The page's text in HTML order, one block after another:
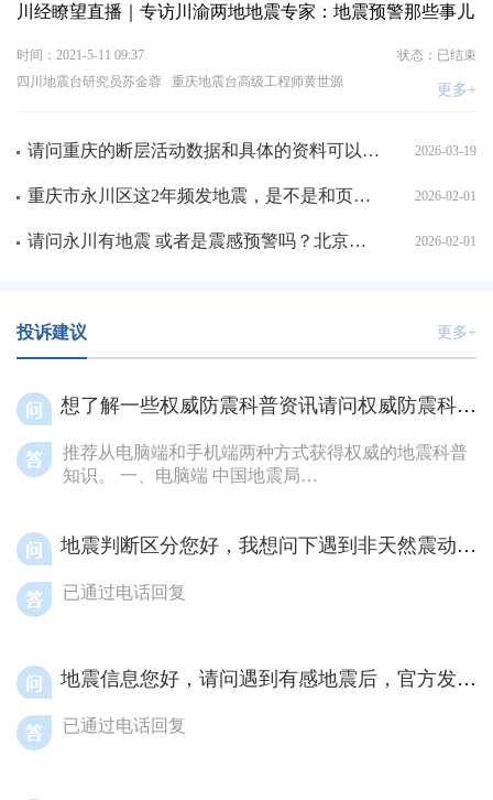
川经瞭望直播｜专访川渝两地地震专家：地震预警那些事儿
时间：2021-5-11 09:37
状态：已结束
四川地震台研究员苏金蓉 重庆地震台高级工程师黄世源
更多+
请问重庆的断层活动数据和具体的资料可以在哪里找到？地理信息科学专业毕业论文急需。 2026-03-19
重庆市永川区这2年频发地震，是不是和页岩气过度开采有关，回填压力有没有做好？自从附近陆续开采页岩气后 2026-02-01
请问永川有地震 或者是震感预警吗？北京时间2026年2月1日17：00 我在家中感到地震 想问一 2026-02-01
更多+
投诉建议
想了解一些权威防震科普资讯请问权威防震科普资讯可以关注哪些官方平台？
推荐从电脑端和手机端两种方式获得权威的地震科普
知识。 一、电脑端 中国地震局
下方的各省级地震局的链接，打开后基本都有权威的
局官网（http://www.cqdzj.gov.cn/），官网上的地震频
地震预警”，下载地震预警APP。 此外，重庆市地震
地震信息速报服务。
地震判断区分您好，我想问下遇到非天然震动如爆破、施工等情况，如何与真实地震进行有效区分判断
已通过电话回复
地震信息您好，请问遇到有感地震后，官方发布地震信息通常需要多长时间
已通过电话回复